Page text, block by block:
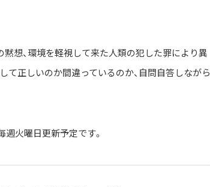
想、環境を軽視して来た人類の犯した罪により異
て正しいのか間違っているのか、自問自答しながら
週火曜日更新予定です。